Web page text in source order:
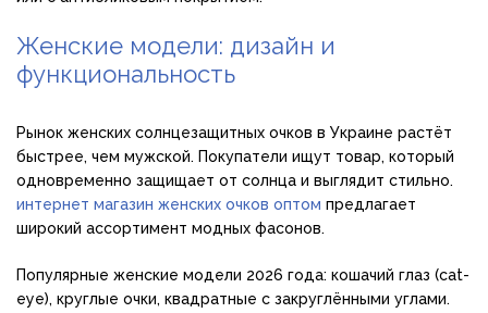
Женские модели: дизайн и
функциональность
Рынок женских солнцезащитных очков в Украине растёт
быстрее, чем мужской. Покупатели ищут товар, который
одновременно защищает от солнца и выглядит стильно.
интернет магазин женских очков оптом предлагает
широкий ассортимент модных фасонов.
Популярные женские модели 2026 года: кошачий глаз (cat-
eye), круглые очки, квадратные с закруглёнными углами.